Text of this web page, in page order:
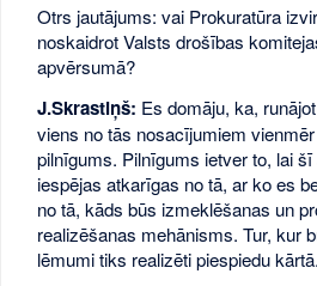
Otrs jautājums: vai Prokuratūra
noskaidrot Valsts drošības
apvērsumā?
J.Skrastiņš: Es domāju, ka,
viens no tās nosacījumiem
pilnīgums. Pilnīgums ietver to, lai
iespējas atkarīgas no tā, ar ko es
no tā, kāds būs izmeklēšanas un
realizēšanas mehānisms. Tur, kur
lēmumi tiks realizēti piespiedu kārtā.